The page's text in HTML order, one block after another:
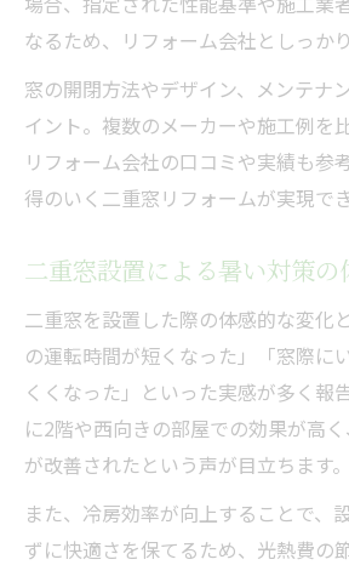
なるため、リフォーム会社としっか
窓の開閉方法やデザイン、メンテナ
イント。複数のメーカーや施工例を
リフォーム会社の口コミや実績も参
得のいく二重窓リフォームが実現でき
二重窓設置による暑い対策の
二重窓を設置した際の体感的な変化
の運転時間が短くなった」「窓際に
くくなった」といった実感が多く報
に2階や西向きの部屋での効果が高
が改善されたという声が目立ちます。
また、冷房効率が向上することで、
ずに快適さを保てるため、光熱費の